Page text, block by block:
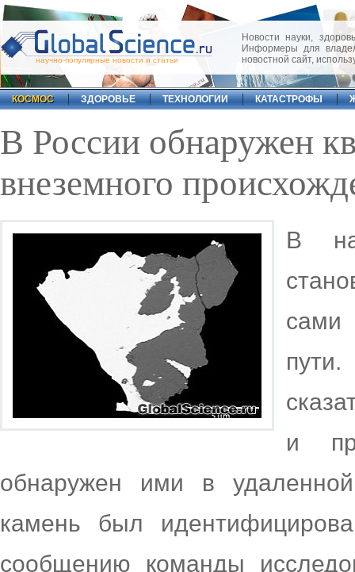
научно-популярные новости и статьи
Новости науки,
Информеры для
новостной сайт,
КОСМОС ЗДОРОВЬЕ ТЕХНОЛОГИИ КАТАСТРОФЫ
В России обнаружен
внеземного
В
сами
и
обнаружен ими в
камень был
сообщению команды